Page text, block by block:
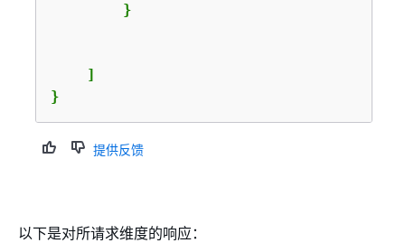
        }
    ]
}
提供反馈
以下是对所请求维度的响应：